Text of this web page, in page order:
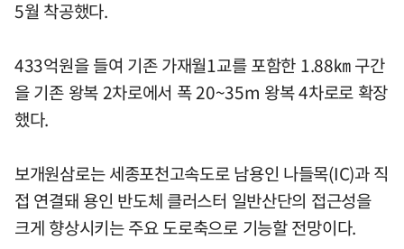
5월 착공했다.
433억원을 들여 기존 가재월1교를 포함한 1.88㎞ 구간
을 기존 왕복 2차로에서 폭 20~35m 왕복 4차로로 확장
했다.
보개원삼로는 세종포천고속도로 남용인 나들목(IC)과 직
접 연결돼 용인 반도체 클러스터 일반산단의 접근성을
크게 향상시키는 주요 도로축으로 기능할 전망이다.